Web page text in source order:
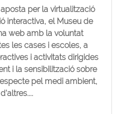
per la virtualització
interactiva, el Museu de
web amb la voluntat
les cases i escoles, a
i activitats dirigides
i la sensibilització sobre
pel medi ambient,